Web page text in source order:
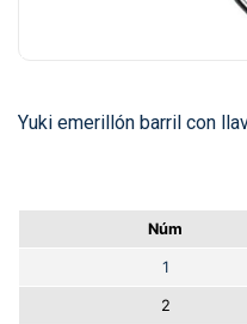
Yuki emerillón barril con
Núm
1
2